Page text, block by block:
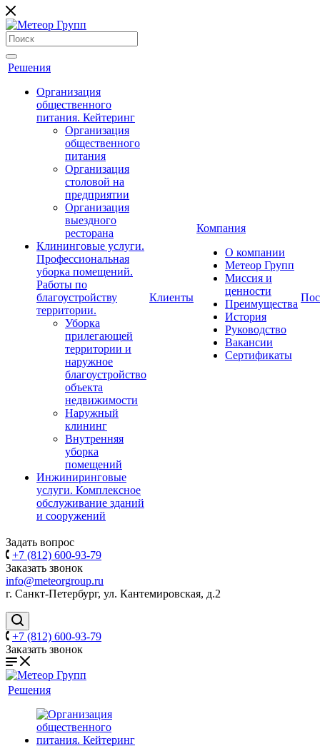
Решения
Организация
общественного
питания. Кейтеринг
Организация
общественного
питания
Организация
столовой на
предприятии
Организация
выездного
ресторана
Клининговые услуги.
Профессиональная
уборка помещений.
Работы по
благоустройству
территории.
Уборка
прилегающей
территории и
наружное
благоустройство
объекта
недвижимости
Наружный
клининг
Внутренняя
уборка
помещений
Инжиниринговые
услуги. Комплексное
обслуживание зданий
и сооружений
Клиенты
Компания
О компании
Метеор Групп
Миссия и
ценности
Преимущества
История
Руководство
Вакансии
Сертификаты
Задать вопрос
+7 (812) 600-93-79
Заказать звонок
info@meteorgroup.ru
г. Санкт-Петербург, ул. Кантемировская, д.2
+7 (812) 600-93-79
Заказать звонок
Решения